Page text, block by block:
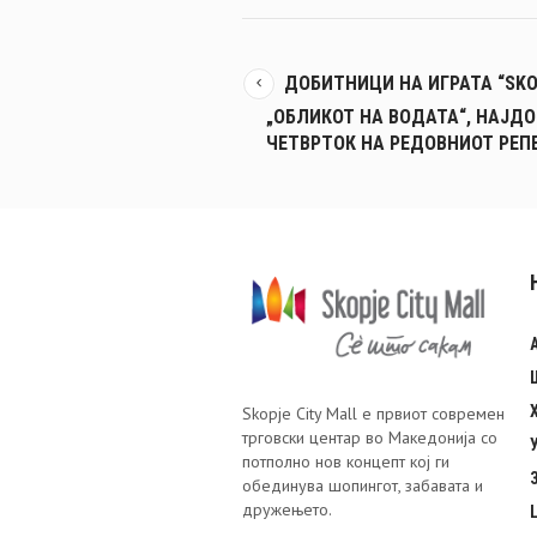
ДОБИТНИЦИ НА ИГРАТА
„ОБЛИКОТ НА ВОДАТА“,
ЧЕТВРТОК НА РЕДОВНИОТ
Skopje City Mall е првиот современ
трговски центар во Македонија со
потполно нов концепт кој ги
обединува шопингот, забавата и
дружењето.